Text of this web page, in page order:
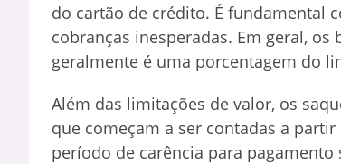
do cartão de crédito. É fundamental
cobranças inesperadas. Em geral,
geralmente é uma porcentagem do
Além das limitações de valor, os
que começam a ser contadas a
período de carência para